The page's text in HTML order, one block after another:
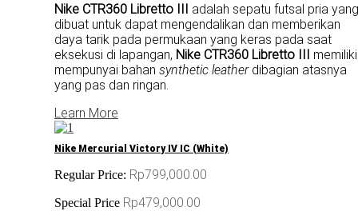
Nike CTR360 Libretto III adalah sepatu futsal pria yang
dibuat untuk dapat mengendalikan dan memberikan
daya tarik pada permukaan yang keras pada saat
eksekusi di lapangan, Nike CTR360 Libretto III memiliki
mempunyai bahan synthetic leatherdibagian atasnya
yang pas dan ringan.
Learn More
Nike Mercurial Victory IV IC (White)
Regular Price: Rp799,000.00
Special Price Rp479,000.00